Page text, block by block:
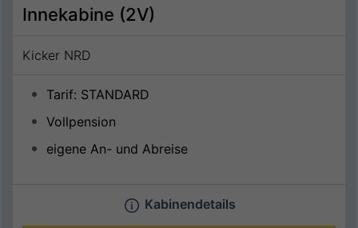
Innekabine (2V)
Kicker NRD
Tarif: STANDARD
Vollpension
eigene An- und Abreise
Kabinendetails